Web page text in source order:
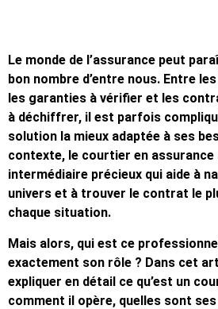
Le monde de l’assurance peut
bon nombre d’entre nous. Entre
les garanties à vérifier et les
à déchiffrer, il est parfois
solution la mieux adaptée à ses
contexte, le courtier en assurance
intermédiaire précieux qui aide à
univers et à trouver le contrat le
chaque situation.
Mais alors, qui est ce
exactement son rôle ? Dans cet
expliquer en détail ce qu’est un
comment il opère, quelles sont